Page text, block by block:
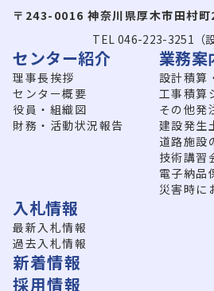
〒243-0016 神奈川県厚木市田村町
TEL 046-223-3251（設計積
センター紹介
理事長挨拶
センター概要
役員・組織図
財務・活動状況報告
業務案
設計積算
工事積算
その他発
建設発生
道路施設
技術講習
電子納品
災害時に
入札情報
最新入札情報
過去入札情報
新着情報
採用情報